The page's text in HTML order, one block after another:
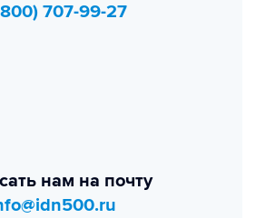
707-99-27
нам на почту